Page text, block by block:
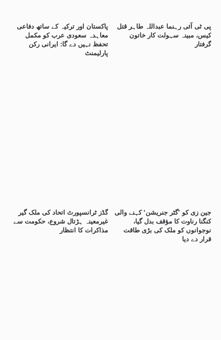
پاکستان اور ترکیہ کے ساتھ دفاعی
معاہدہ سعودی عرب کو مکمل
تحفظ نہیں دے گا: ایرانی رکن
پارلیمنٹ
پی ٹی آئی رہنما عبداللہ طاہر قتل
کیس، مبینہ سہولت کار خاتون
گرفتار
گڈز ٹرانسپورٹ اتحاد کی ملک گیر
غیرمعینہ ہڑتال شروع، حکومت سے
مذاکرات کا انتظار
جین زی کو ’گٹر جنریشن‘ کہنے والی
کنگنا رناوت کا مؤقف بدل گیا،
نوجوانوں کو ملک کی بڑی طاقت
قرار دے دیا